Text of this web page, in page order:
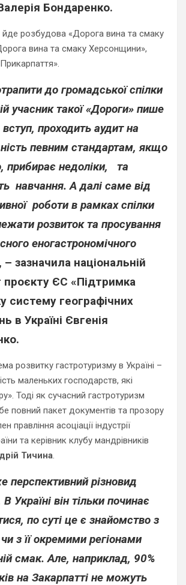
Бондаренко.
йде розбудова «Дорога вина та смаку
вина та смаку Херсонщини»,
до громадської спілки
учасник такої «Дороги» пише
проходить аудит на
певним стандартам, якщо
прибирає недоліки, та
навчання. А далі саме від
роботи в рамках спілки
розвиток та просування
еногастрономічного
, – зазначила національній
проєкту ЄС «Підтримка
систему географічних
в Україні Євгенія
.
розвитку гастротуризму в Україні –
маленьких господарств, які
Тоді як сучасний гастротуризм
повний пакет документів та прозору
правління асоціації індустрії
та керівник клубу мандрівників
Тичина.
перспективний різновид
Україні він тільки починає
по суті це є знайомство з
з її окремими регіонами
смак. Але, наприклад, 90%
на Закарпатті не можуть